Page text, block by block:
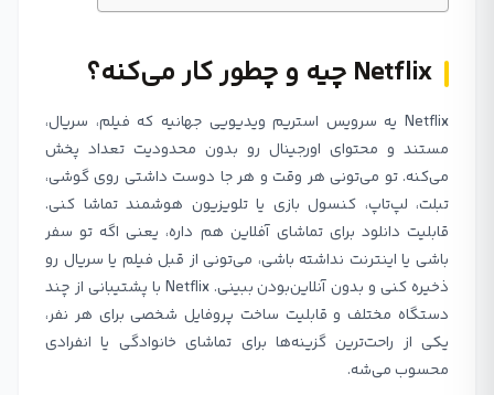
Netflix چیه و چطور کار می‌کنه؟
Netflix یه سرویس استریم ویدیویی جهانیه که فیلم، سریال،
مستند و محتوای اورجینال رو بدون محدودیت تعداد پخش
می‌کنه. تو می‌تونی هر وقت و هر جا دوست داشتی روی گوشی،
تبلت، لپ‌تاپ، کنسول بازی یا تلویزیون هوشمند تماشا کنی.
قابلیت دانلود برای تماشای آفلاین هم داره، یعنی اگه تو سفر
باشی یا اینترنت نداشته باشی، می‌تونی از قبل فیلم یا سریال رو
ذخیره کنی و بدون آنلاین‌بودن ببینی. Netflix با پشتیبانی از چند
دستگاه مختلف و قابلیت ساخت پروفایل شخصی برای هر نفر،
یکی از راحت‌ترین گزینه‌ها برای تماشای خانوادگی یا انفرادی
محسوب می‌شه.